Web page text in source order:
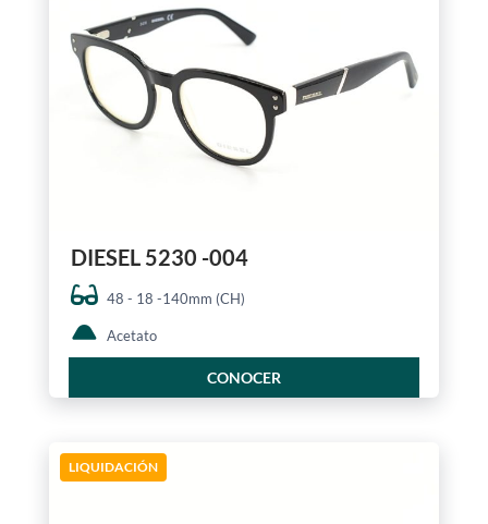
DIESEL 5230 -004
48 - 18 -140mm (CH)
Acetato
CONOCER
LIQUIDACIÓN